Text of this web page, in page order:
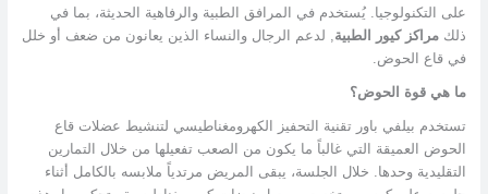
على التكنولوجيا. يُستخدم في المرافق الطبية والرفاهية الحديثة، بما في
ذلك مراكز كيور الطبية, لدعم الرجال والنساء الذين يعانون من ضعف أو خلل
في قاع الحوض.
ما هي قوة الحوض؟
تستخدم بيلفي باور تقنية التحفيز الكهرومغناطيسي لتنشيط عضلات قاع
الحوض العميقة التي غالباً ما يكون من الصعب تفعيلها من خلال التمارين
التقليدية وحدها. خلال الجلسة، يبقى المريض مرتدياً ملابسه بالكامل أثناء